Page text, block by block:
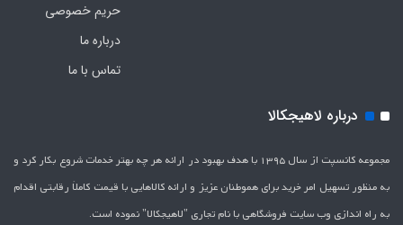
حریم خصوصی
درباره ما
تماس با ما
درباره لاهیجکالا
مجموعه کانسپت از سال 1395 با هدف بهبود در ارائه هر چه بهتر خدمات شروع بکار کرد و
به منظور تسهیل امر خرید برای هموطنان عزیز و ارائه کالاهایی با قیمت کاملاَ رقابتی اقدام
به راه اندازی وب سایت فروشگاهی با نام تجاری "لاهیج­کالا" نموده است.